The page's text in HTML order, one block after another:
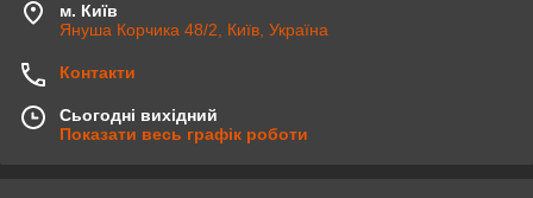
м. Київ
Януша Корчика 48/2, Київ, Україна
Контакти
Сьогодні вихідний
Показати весь графік роботи